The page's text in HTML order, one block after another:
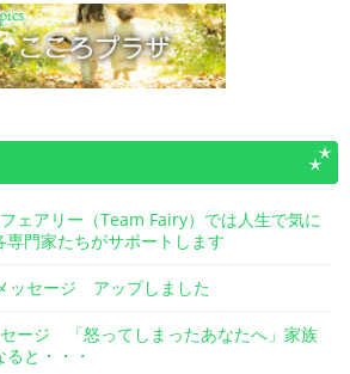
ェアリー（Team Fairy）では人生で気に
専門家たちがサポートします
ッセージ アップしました
ージ 「怒ってしまったあなたへ」家族
と・・・